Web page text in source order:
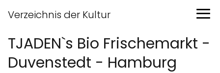
Verzeichnis der Kultur
TJADEN`s Bio Frischemarkt -
Duvenstedt - Hamburg